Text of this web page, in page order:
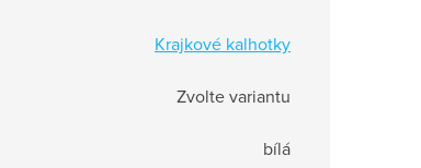
Krajkové kalhotky
Zvolte variantu
bílá